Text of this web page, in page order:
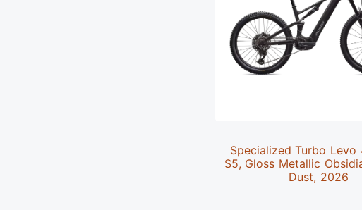
Specialized Turbo
S5, Gloss Metallic
Dust, 2026